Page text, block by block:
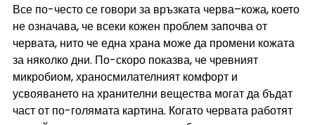
Все по-често се говори за връзката черва–кожа, което
не означава, че всеки кожен проблем започва от
червата, нито че една храна може да промени кожата
за няколко дни. По-скоро показва, че чревният
микробиом, храносмилателният комфорт и
усвояването на хранителни вещества могат да бъдат
част от по-голямата картина. Когато червата работят